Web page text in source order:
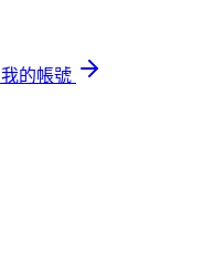
我的帳號